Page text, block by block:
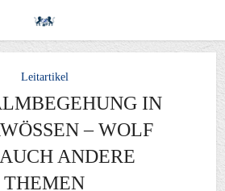
Leitartikel
IN
– WOLF
ANDERE
THEMEN